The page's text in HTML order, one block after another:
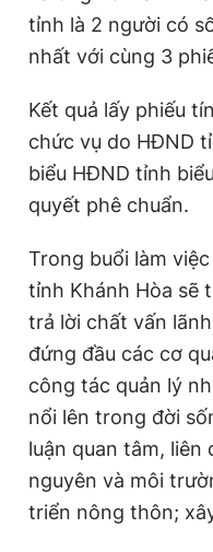
tỉnh là 2 người có
nhất với cùng 3
Kết quả lấy phiếu
chức vụ do HĐND
biểu HĐND tỉnh
quyết phê chuẩn.
Trong buổi làm
tỉnh Khánh Hòa sẽ
trả lời chất vấn
đứng đầu các cơ
công tác quản lý
nổi lên trong đời
luận quan tâm,
nguyên và môi
triển nông thôn;